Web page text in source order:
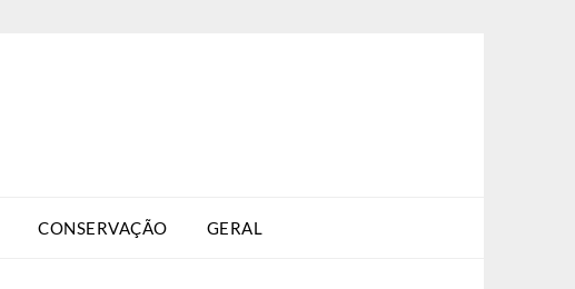
CONSERVAÇÃO GERAL